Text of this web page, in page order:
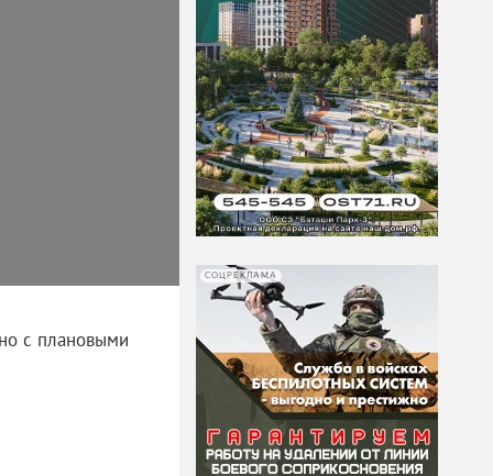
с плановыми
СОЦРЕКЛАМА